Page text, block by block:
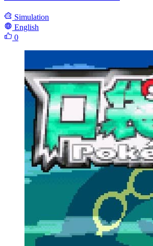
Simulation
English
0